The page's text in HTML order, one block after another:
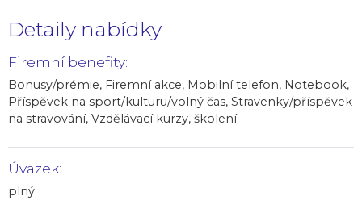
Detaily nabídky
Firemní benefity:
Bonusy/prémie, Firemní akce, Mobilní telefon, Notebook,
Příspěvek na sport/kulturu/volný čas, Stravenky/příspěvek
na stravování, Vzdělávací kurzy, školení
Úvazek:
plný